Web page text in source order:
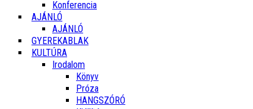
Konferencia
AJÁNLÓ
AJÁNLÓ
GYEREKABLAK
KULTÚRA
Irodalom
Könyv
Próza
HANGSZÓRÓ